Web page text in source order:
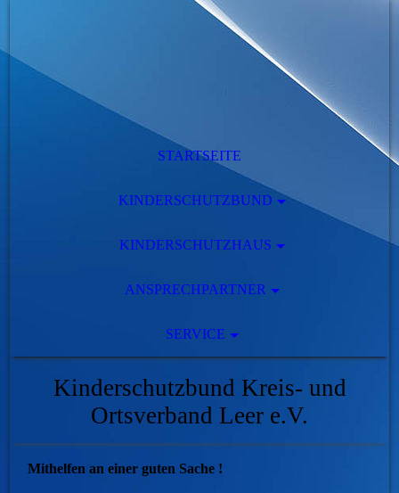
STARTSEITE
KINDERSCHUTZBUND
KINDERSCHUTZHAUS
ANSPRECHPARTNER
SERVICE
Kinderschutzbund Kreis- und
Ortsverband Leer e.V.
Mithelfen an einer guten Sache !